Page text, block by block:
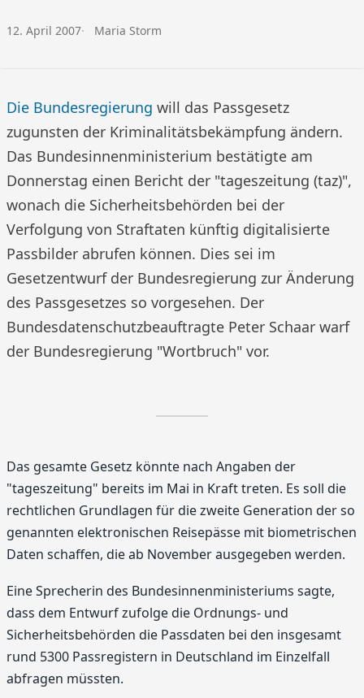
Veröffentlicht am:
12. April 2007 Autor:
Maria Storm
Die Bundesregierung will das Passgesetz
zugunsten der Kriminalitätsbekämpfung ändern.
Das Bundesinnenministerium bestätigte am
Donnerstag einen Bericht der "tageszeitung (taz)",
wonach die Sicherheitsbehörden bei der
Verfolgung von Straftaten künftig digitalisierte
Passbilder abrufen können. Dies sei im
Gesetzentwurf der Bundesregierung zur Änderung
des Passgesetzes so vorgesehen. Der
Bundesdatenschutzbeauftragte Peter Schaar warf
der Bundesregierung "Wortbruch" vor.
Das gesamte Gesetz könnte nach Angaben der
"tageszeitung" bereits im Mai in Kraft treten. Es soll die
rechtlichen Grundlagen für die zweite Generation der so
genannten elektronischen Reisepässe mit biometrischen
Daten schaffen, die ab November ausgegeben werden.
Eine Sprecherin des Bundesinnenministeriums sagte,
dass dem Entwurf zufolge die Ordnungs- und
Sicherheitsbehörden die Passdaten bei den insgesamt
rund 5300 Passregistern in Deutschland im Einzelfall
abfragen müssten.